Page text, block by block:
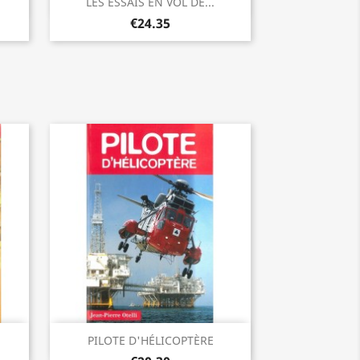
€24.35
PILOTE D'HÉLICOPTÈRE
 Quick view